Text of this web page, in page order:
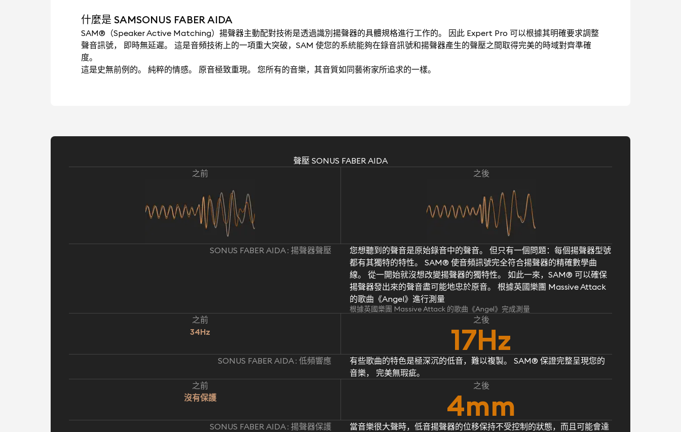
什麼是 SAMSONUS FABER AIDA
SAM®（Speaker Active Matching）揚聲器主動配對技術是透過識別揚聲器的具體規格進行工作的。 因此 Expert Pro 可以根據其明確要求調整
聲音訊號， 即時無延遲。 這是音頻技術上的一項重大突破，SAM 使您的系統能夠在錄音訊號和揚聲器產生的聲壓之間取得完美的時域對齊準確
度。
這是史無前例的。 純粹的情感。 原音極致重現。 您所有的音樂，其音質如同藝術家所追求的一樣。
聲壓 SONUS FABER AIDA
之前
之後
SONUS FABER AIDA : 揚聲器聲壓
您想聽到的聲音是原始錄音中的聲音。 但只有一個問題：每個揚聲器型號
都有其獨特的特性。 SAM® 使音頻訊號完全符合揚聲器的精確數學曲
線。 從一開始就沒想改變揚聲器的獨特性。 如此一來，SAM® 可以確保
揚聲器發出來的聲音盡可能地忠於原音。 根據英國樂團 Massive Attack
的歌曲《Angel》進行測量
根據英國樂團 Massive Attack 的歌曲《Angel》完成測量
之前
34Hz
之後
17Hz
SONUS FABER AIDA : 低頻響應
有些歌曲的特色是極深沉的低音，難以複製。 SAM® 保證完整呈現您的
音樂， 完美無瑕疵。
之前
沒有保護
之後
4mm
SONUS FABER AIDA : 揚聲器保護
當音樂很大聲時，低音揚聲器的位移保持不受控制的狀態，而且可能會達